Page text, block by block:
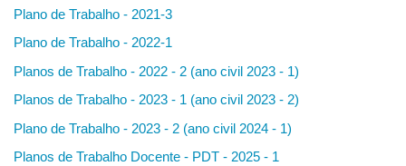
Plano de Trabalho - 2021-3
Plano de Trabalho - 2022-1
Planos de Trabalho - 2022 - 2 (ano civil 2023 - 1)
Planos de Trabalho - 2023 - 1 (ano civil 2023 - 2)
Plano de Trabalho - 2023 - 2 (ano civil 2024 - 1)
Planos de Trabalho Docente - PDT - 2025 - 1